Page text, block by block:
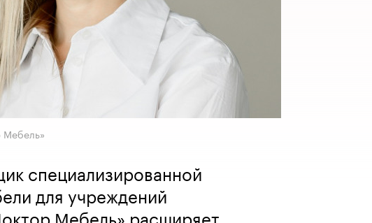
специализированной
для учреждений
Мебель» расширяет